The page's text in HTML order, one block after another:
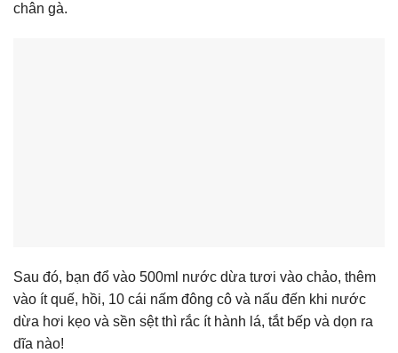
chân gà.
Sau đó, bạn đổ vào 500ml nước dừa tươi vào chảo, thêm
vào ít quế, hồi, 10 cái nấm đông cô và nấu đến khi nước
dừa hơi kẹo và sền sệt thì rắc ít hành lá, tắt bếp và dọn ra
dĩa nào!